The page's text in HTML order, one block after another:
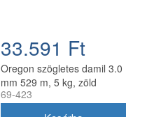
33.591 Ft
Oregon szögletes damil 3.0
mm 529 m, 5 kg, zöld
69-423